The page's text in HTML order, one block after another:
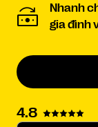
Nhanh
gia đình
4.8